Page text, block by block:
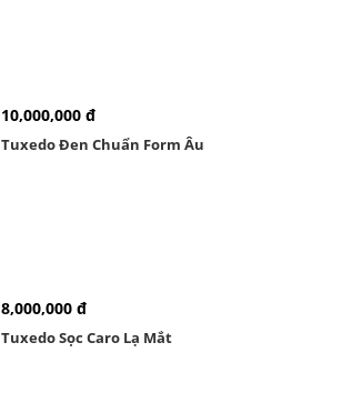
10,000,000 đ
Tuxedo Đen Chuẩn Form Âu
8,000,000 đ
Tuxedo Sọc Caro Lạ Mắt